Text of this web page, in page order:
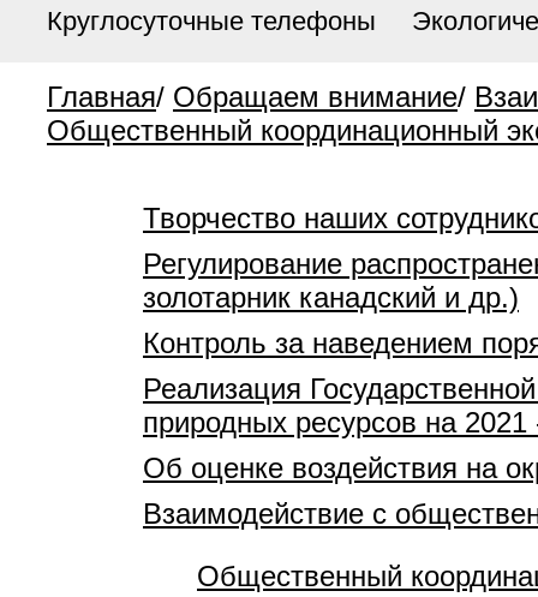
Круглосуточные телефоны
Главная/ Обращаем внимание/
Общественный координационный
Творчество наших
Регулирование
золотарник канадский и др.)
Контроль за наведением
Реализация
природных ресурсов на
Об оценке воздействия на
Взаимодействие с
Общественный